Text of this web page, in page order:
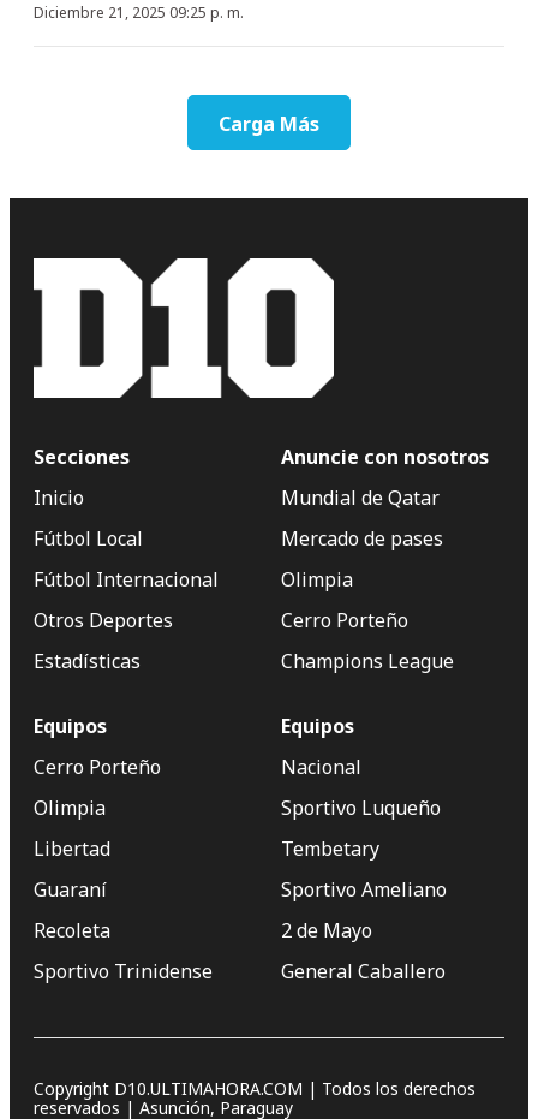
Diciembre 21, 2025 09:25 p. m.
Carga Más
Secciones
Inicio
Fútbol Local
Fútbol Internacional
Otros Deportes
Estadísticas
Anuncie con nosotros
Mundial de Qatar
Mercado de pases
Olimpia
Cerro Porteño
Champions League
Equipos
Cerro Porteño
Olimpia
Libertad
Guaraní
Recoleta
Sportivo Trinidense
Equipos
Nacional
Sportivo Luqueño
Tembetary
Sportivo Ameliano
2 de Mayo
General Caballero
Copyright D10.ULTIMAHORA.COM | Todos los derechos
reservados | Asunción, Paraguay